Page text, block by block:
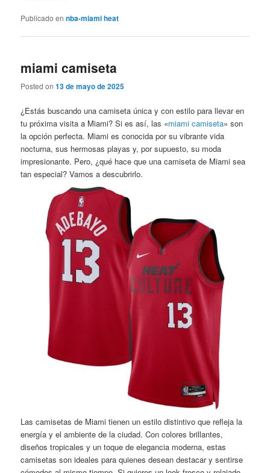
Publicado en nba-miami heat
miami camiseta
Posted on13 de mayo de 2025
¿Estás buscando una camiseta única y con estilo para llevar en
tu próxima visita a Miami? Si es así, las «miami camiseta» son
la opción perfecta. Miami es conocida por su vibrante vida
nocturna, sus hermosas playas y, por supuesto, su moda
impresionante. Pero, ¿qué hace que una camiseta de Miami sea
tan especial? Vamos a descubrirlo.
Las camisetas de Miami tienen un estilo distintivo que refleja la
energía y el ambiente de la ciudad. Con colores brillantes,
diseños tropicales y un toque de elegancia moderna, estas
camisetas son ideales para quienes desean destacar y sentirse